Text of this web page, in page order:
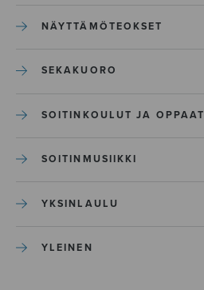
NÄYTTÄMÖTEOKSET
SEKAKUORO
SOITINKOULUT JA OPPAAT
SOITINMUSIIKKI
YKSINLAULU
YLEINEN